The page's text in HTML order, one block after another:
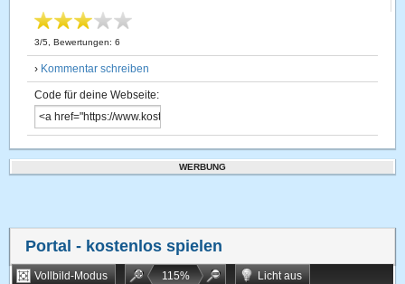
3/5 , Bewertungen:6
› Kommentar schreiben
Code für deine Webseite:
WERBUNG
Portal - kostenlos spielen
Vollbild-Modus 115%
Licht aus